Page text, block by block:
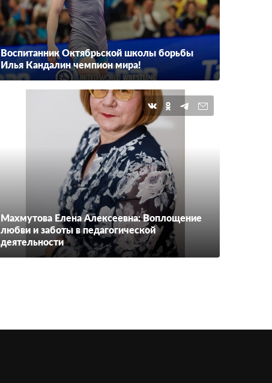
Воспитанник Октябрьской школы борьбы
Илья Кандалин чемпион мира!
Махмутова Елена Алексеевна: Воплощение
любви и заботы в педагогической
деятельности